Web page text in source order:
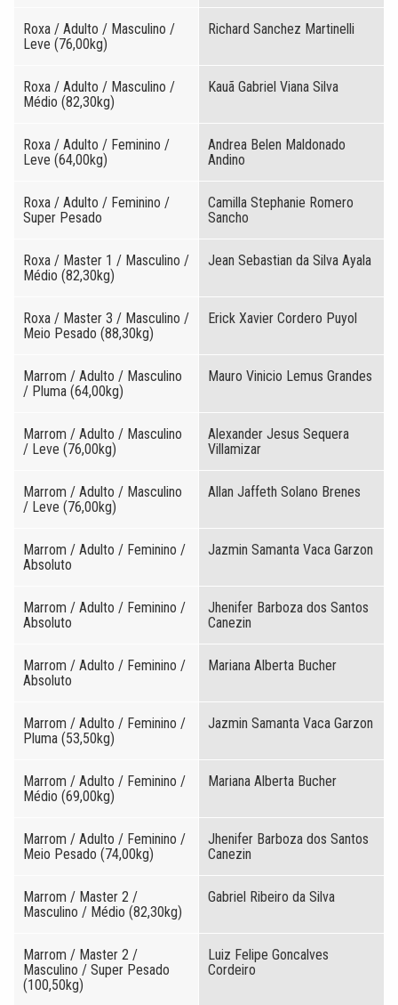
Roxa / Adulto / Masculino /
Leve (76,00kg)
Richard Sanchez Martinelli
Roxa / Adulto / Masculino /
Médio (82,30kg)
Kauã Gabriel Viana Silva
Roxa / Adulto / Feminino /
Leve (64,00kg)
Andrea Belen Maldonado
Andino
Roxa / Adulto / Feminino /
Super Pesado
Camilla Stephanie Romero
Sancho
Roxa / Master 1 / Masculino /
Médio (82,30kg)
Jean Sebastian da Silva Ayala
Roxa / Master 3 / Masculino /
Meio Pesado (88,30kg)
Erick Xavier Cordero Puyol
Marrom / Adulto / Masculino
/ Pluma (64,00kg)
Mauro Vinicio Lemus Grandes
Marrom / Adulto / Masculino
/ Leve (76,00kg)
Alexander Jesus Sequera
Villamizar
Marrom / Adulto / Masculino
/ Leve (76,00kg)
Allan Jaffeth Solano Brenes
Marrom / Adulto / Feminino /
Absoluto
Jazmin Samanta Vaca Garzon
Marrom / Adulto / Feminino /
Absoluto
Jhenifer Barboza dos Santos
Canezin
Marrom / Adulto / Feminino /
Absoluto
Mariana Alberta Bucher
Marrom / Adulto / Feminino /
Pluma (53,50kg)
Jazmin Samanta Vaca Garzon
Marrom / Adulto / Feminino /
Médio (69,00kg)
Mariana Alberta Bucher
Marrom / Adulto / Feminino /
Meio Pesado (74,00kg)
Jhenifer Barboza dos Santos
Canezin
Marrom / Master 2 /
Masculino / Médio (82,30kg)
Gabriel Ribeiro da Silva
Marrom / Master 2 /
Masculino / Super Pesado
(100,50kg)
Luiz Felipe Goncalves
Cordeiro